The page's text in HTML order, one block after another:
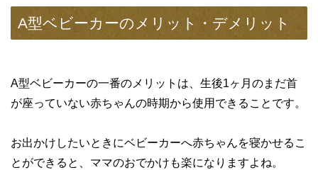
A型ベビーカーのメリット・デメリット
A型ベビーカーの一番のメリットは、生後1ヶ月のまだ首
が座っていない赤ちゃんの時期から使用できることです。
お出かけしたいときにベビーカーへ赤ちゃんを寝かせるこ
とができると、ママのおでかけも楽になりますよね。